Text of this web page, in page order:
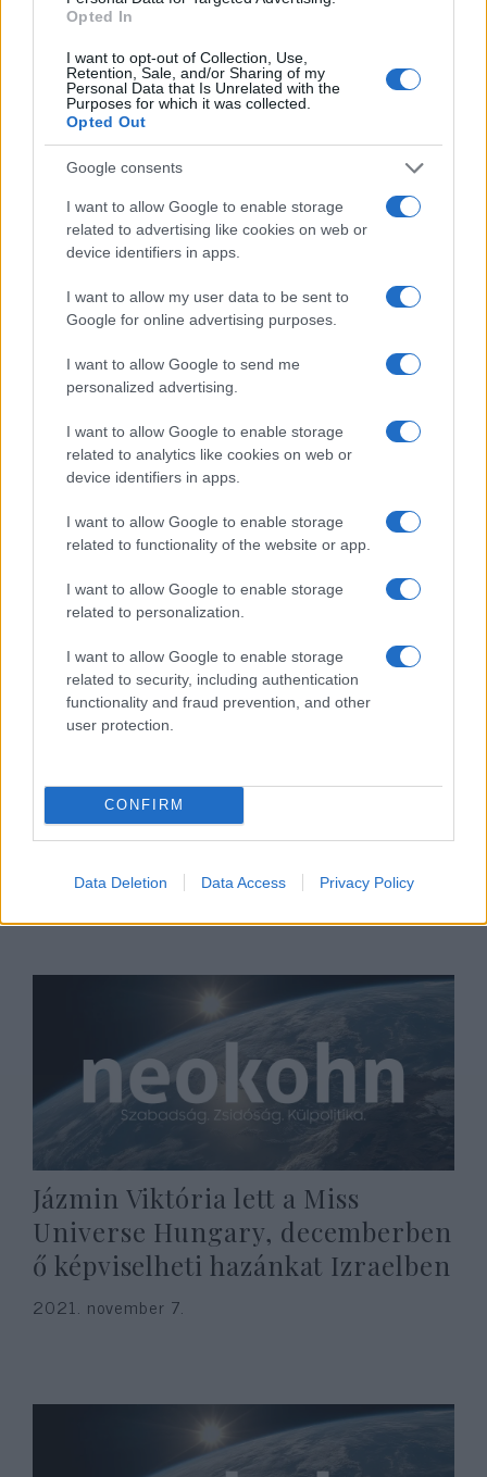
Opted In
I want to opt-out of Collection, Use,
Retention, Sale, and/or Sharing of my
Personal Data that Is Unrelated with the
Purposes for which it was collected.
Opted Out
Google consents
I want to allow Google to enable storage
related to advertising like cookies on web or
device identifiers in apps.
I want to allow my user data to be sent to
Google for online advertising purposes.
I want to allow Google to send me
personalized advertising.
I want to allow Google to enable storage
related to analytics like cookies on web or
device identifiers in apps.
I want to allow Google to enable storage
related to functionality of the website or app.
I want to allow Google to enable storage
related to personalization.
I want to allow Google to enable storage
related to security, including authentication
functionality and fraud prevention, and other
user protection.
CONFIRM
Data Deletion Data Access Privacy Policy
a Miss Izrael szépségverseny
2022. november 14.
Palesztinok bántalmazták a
kutyáját sétáltató izraeli
szépségkirálynőt
2022. április 24.
Izrael-gyűlölők kereszttüzébe
került a szépségkirálynő
2021. december 24.
Jázmin Viktória lett a Miss
Universe Hungary, decemberben
ő képviselheti hazánkat Izraelben
2021. november 7.